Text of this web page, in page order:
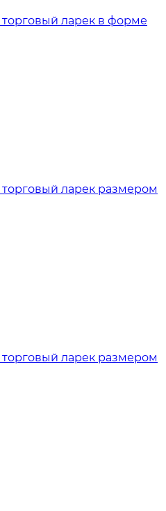
торговый ларек в форме
торговый ларек размером
торговый ларек размером